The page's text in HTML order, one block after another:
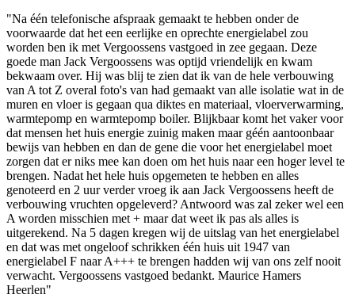
"Na één telefonische afspraak gemaakt te hebben onder de
voorwaarde dat het een eerlijke en oprechte energielabel zou
worden ben ik met Vergoossens vastgoed in zee gegaan. Deze
goede man Jack Vergoossens was optijd vriendelijk en kwam
bekwaam over. Hij was blij te zien dat ik van de hele verbouwing
van A tot Z overal foto's van had gemaakt van alle isolatie wat in de
muren en vloer is gegaan qua diktes en materiaal, vloerverwarming,
warmtepomp en warmtepomp boiler. Blijkbaar komt het vaker voor
dat mensen het huis energie zuinig maken maar géén aantoonbaar
bewijs van hebben en dan de gene die voor het energielabel moet
zorgen dat er niks mee kan doen om het huis naar een hoger level te
brengen. Nadat het hele huis opgemeten te hebben en alles
genoteerd en 2 uur verder vroeg ik aan Jack Vergoossens heeft de
verbouwing vruchten opgeleverd? Antwoord was zal zeker wel een
A worden misschien met + maar dat weet ik pas als alles is
uitgerekend. Na 5 dagen kregen wij de uitslag van het energielabel
en dat was met ongeloof schrikken één huis uit 1947 van
energielabel F naar A+++ te brengen hadden wij van ons zelf nooit
verwacht. Vergoossens vastgoed bedankt. Maurice Hamers
Heerlen"